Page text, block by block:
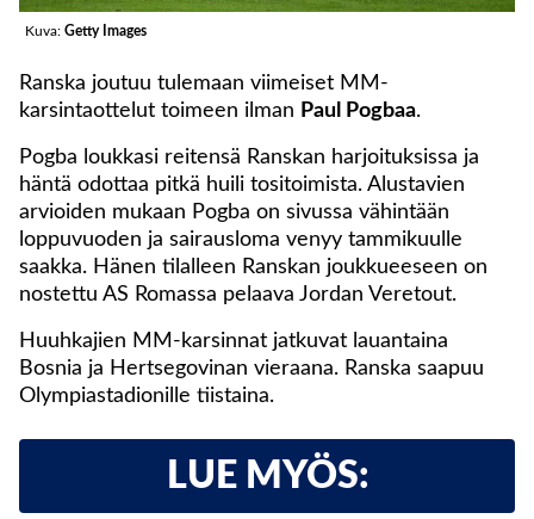
Kuva: Getty Images
Ranska joutuu tulemaan viimeiset MM-
karsintaottelut toimeen ilman Paul Pogbaa.
Pogba loukkasi reitensä Ranskan harjoituksissa ja
häntä odottaa pitkä huili tositoimista. Alustavien
arvioiden mukaan Pogba on sivussa vähintään
loppuvuoden ja sairausloma venyy tammikuulle
saakka. Hänen tilalleen Ranskan joukkueeseen on
nostettu AS Romassa pelaava Jordan Veretout.
Huuhkajien MM-karsinnat jatkuvat lauantaina
Bosnia ja Hertsegovinan vieraana. Ranska saapuu
Olympiastadionille tiistaina.
LUE MYÖS: